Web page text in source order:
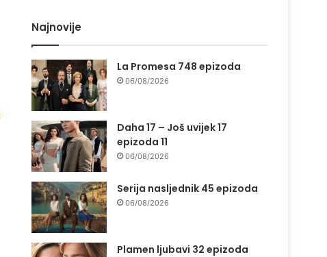
Najnovije
La Promesa 748 epizoda
06/08/2026
Daha 17 – Još uvijek 17
epizoda 11
06/08/2026
Serija nasljednik 45 epizoda
06/08/2026
Plamen ljubavi 32 epizoda